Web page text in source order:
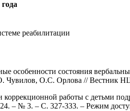
реабилитации
особенности состояния
Чувилов, О.С. Орлова // Вестник
работы с детьми
– № 3. – С. 327-333. – Режим